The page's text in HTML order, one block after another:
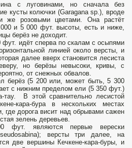
с луговинами, но сначала без
кусты колючки (Garagana sp.), вроде
же розовыми цветами. Она растёт
и 5 000 фут. высоты, есть и ниже,
берёз не доходит.
фут. идёт сперва по скалам с осыпями
линией около версты, и
далее вверх становится лесиста
но берёзы невысоки, кривы, с
от снежных обвалов.
берёз (5 200 или, может быть, 5 300
с нижним пределом ели (5 350 фут.)
тау. В этой сравнительно лесистой
кара-бура в нескольких местах
где дорога висит над обрывами сажен
зелень деревьев.
фут. являются первые верески
версты три далее, на
две вершины Кечкене-кара-буры, и